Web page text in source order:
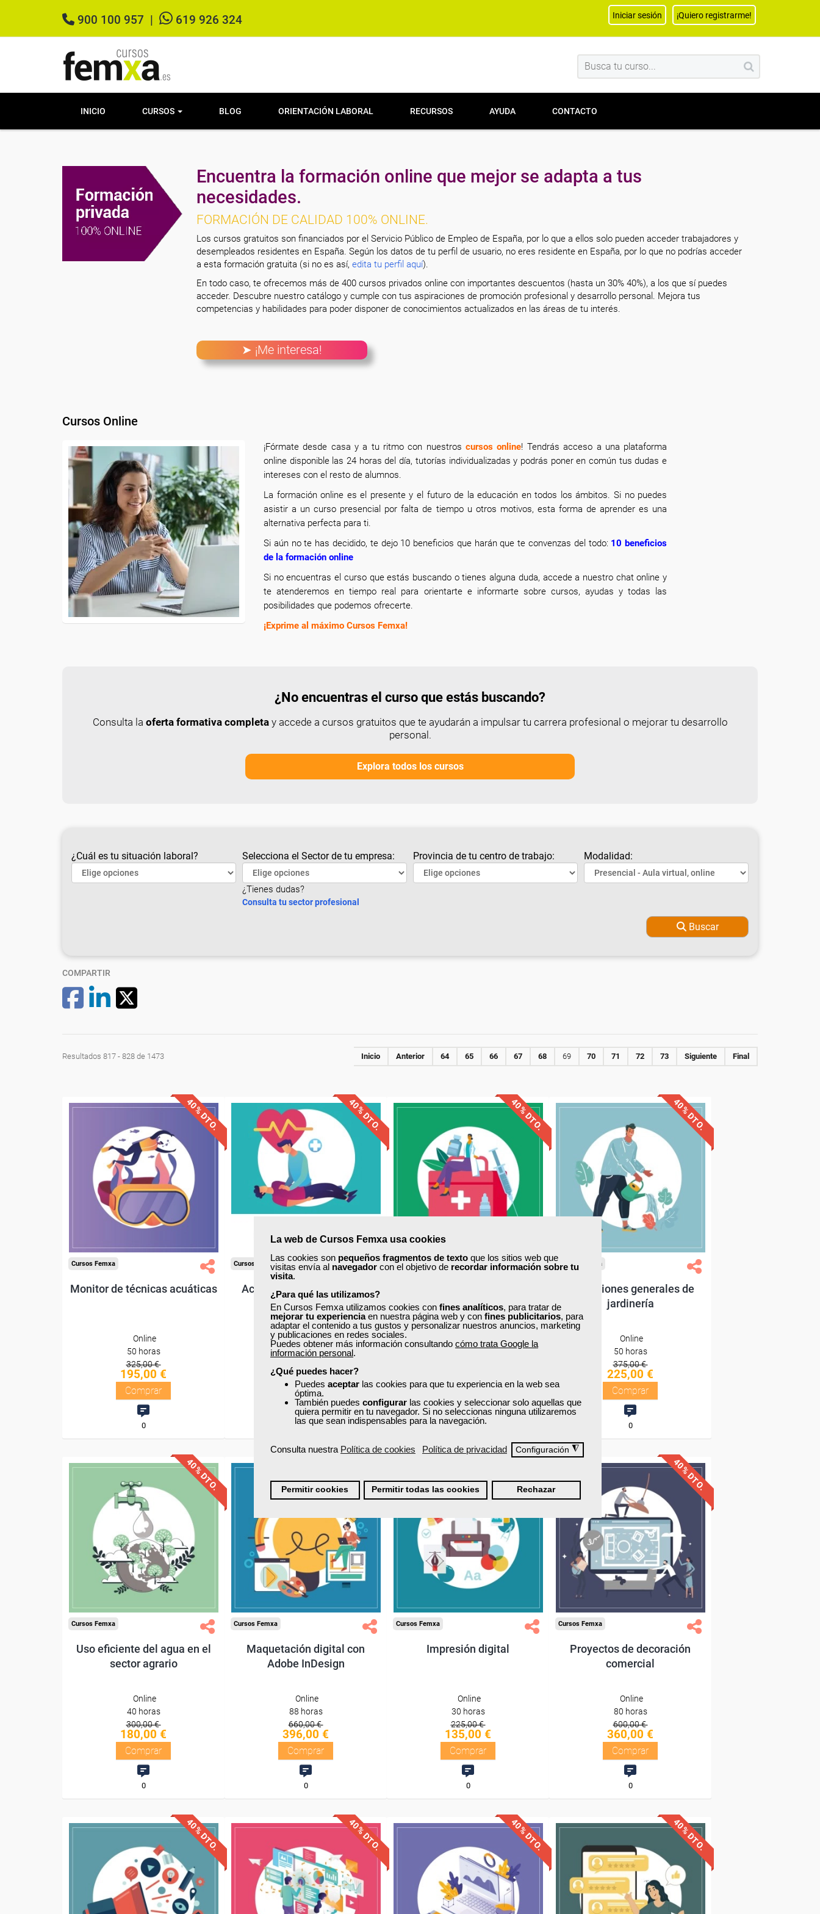
La web de Cursos Femxa usa cookies
Las cookies son pequeños fragmentos de texto que los sitios web que
visitas envía al navegador con el objetivo de recordar información sobre tu
visita.
¿Para qué las utilizamos?
En Cursos Femxa utilizamos cookies con fines analíticos, para tratar de
mejorar tu experienciaen nuestra página web y con fines publicitarios, para
adaptar el contenido a tus gustos y personalizar nuestros anuncios, marketing
y publicaciones en redes sociales.
Puedes obtener más información consultando cómo trata Google la
información personal.
¿Qué puedes hacer?
Puedes aceptar las cookies para que tu experiencia en la web sea
óptima.
También puedes configurar las cookies y seleccionar solo aquellas que
quiera permitir en tu navegador. Si no seleccionas ninguna utilizaremos
las que sean indispensables para la navegación.
Consulta nuestra Política de cookies Política de privacidad Configuración ◮
Permitir cookies Permitir todas las cookies Rechazar
900 100 957 619 926 324 Iniciar sesión ¡Quiero registrarme!
INICIO CURSOS BLOG ORIENTACIÓN LABORAL RECURSOS AYUDA CONTACTO
Encuentra la formación online que mejor se adapta a tus
necesidades.
FORMACIÓN DE CALIDAD 100% ONLINE.
Los cursos gratuitos son financiados por el Servicio Público de Empleo de España, por lo que a ellos solo pueden acceder trabajadores y
desempleados residentes en España. Según los datos de tu perfil de usuario, no eres residente en España, por lo que no podrías acceder
a esta formación gratuita (si no es así, edita tu perfil aquí).
En todo caso, te ofrecemos más de 400 cursos privados online con importantes descuentos (hasta un 30% 40%), a los que sí puedes
acceder. Descubre nuestro catálogo y cumple con tus aspiraciones de promoción profesional y desarrollo personal. Mejora tus
competencias y habilidades para poder disponer de conocimientos actualizados en las áreas de tu interés.
➤ ¡Me interesa!
Cursos Online
¡Fórmate desde casa y a tu ritmo con nuestroscursos online! Tendrás acceso a una plataforma
online disponible las 24 horas del día, tutorías individualizadas y podrás poner en común tus dudas e
intereses con el resto de alumnos.
La formación online es el presente y el futuro de la educación en todos los ámbitos. Si no puedes
asistir a un curso presencial por falta de tiempo u otros motivos, esta forma de aprender es una
alternativa perfecta para ti.
Si aún no te has decidido, te dejo 10 beneficios que harán que te convenzas del todo: 10 beneficios
de la formación online
Si no encuentras el curso que estás buscando o tienes alguna duda, accede a nuestro chat online y
te atenderemos en tiempo real para orientarte e informarte sobre cursos, ayudas y todas las
posibilidades que podemos ofrecerte.
¡Exprime al máximo Cursos Femxa!
¿No encuentras el curso que estás buscando?
Consulta la oferta formativa completay accede a cursos gratuitos que te ayudarán a impulsar tu carrera profesional o mejorar tu desarrollo
personal.
Explora todos los cursos
¿Cuál es tu situación laboral? Selecciona el Sector de tu empresa:
¿Tienes dudas?
Consulta tu sector profesional
Provincia de tu centro de trabajo: Modalidad:
Buscar
COMPARTIR
Resultados 817 - 828 de 1473 Inicio Anterior 64 65 66 67 68 69 70 71 72 73 Siguiente Final
40% DTO.
Descuentos especiales
Sin requisitos de acceso
Diploma
Compra segura
Cursos Femxa
Monitor de técnicas acuáticas
Online
50 horas
325,00 €
195,00 €
Comprar
0
40% DTO.
Descuentos especiales
Sin requisitos de acceso
Doble titulación
Cursos Femxa
Actuaciones de urgencia y
primeros auxilios
Online
100 horas |4 ECTS
390,00 €
Comprar
0
40% DTO.
Descuentos especiales
Sin requisitos de acceso
Diploma
Cursos Femxa
instalaciones deportivas
Online
50 horas
Comprar
0
40% DTO.
Descuentos especiales
Sin requisitos de acceso
Diploma
Compra segura
Cursos Femxa
Operaciones generales de
jardinería
Online
50 horas
375,00 €
225,00 €
Comprar
0
40% DTO.
Descuentos especiales
Sin requisitos de acceso
Diploma
Compra segura
Cursos Femxa
Uso eficiente del agua en el
sector agrario
Online
40 horas
300,00 €
180,00 €
Comprar
0
40% DTO.
Descuentos especiales
Sin requisitos de acceso
Diploma
Compra segura
Cursos Femxa
Maquetación digital con
Adobe InDesign
Online
88 horas
660,00 €
396,00 €
Comprar
0
40% DTO.
Descuentos especiales
Sin requisitos de acceso
Diploma
Compra segura
Cursos Femxa
Impresión digital
Online
30 horas
225,00 €
135,00 €
Comprar
0
40% DTO.
Descuentos especiales
Sin requisitos de acceso
Diploma
Compra segura
Cursos Femxa
Proyectos de decoración
comercial
Online
80 horas
600,00 €
360,00 €
Comprar
0
40% DTO.
Descuentos especiales
Sin requisitos de acceso
40% DTO.
Descuentos especiales
Sin requisitos de acceso
40% DTO.
Descuentos especiales
Sin requisitos de acceso
40% DTO.
Descuentos especiales
Sin requisitos de acceso